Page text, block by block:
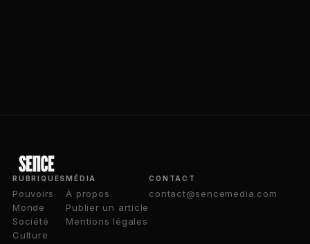
RUBRIQUES
Pouvoirs
Monde
Société
Culture
MÉDIA
À propos
Publier un article
Mentions légales
CONTACT
contact@sencemedia.com